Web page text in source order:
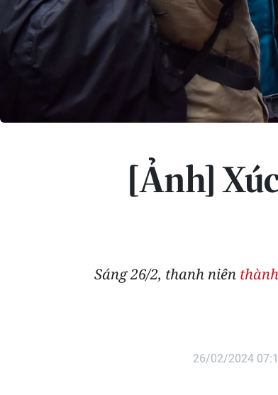
[Ảnh]
Sáng 26/2, thanh niên
26/02/2024